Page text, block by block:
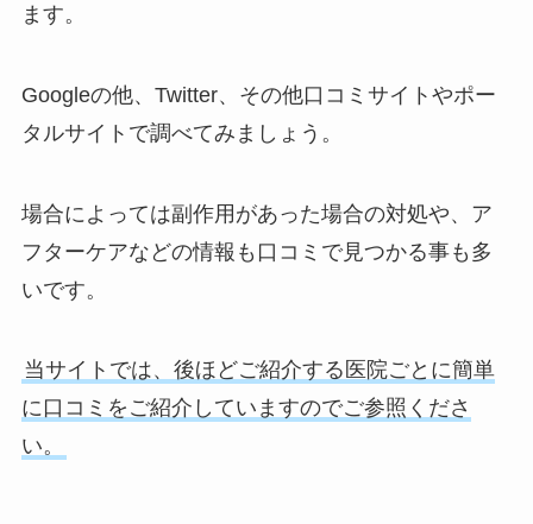
ます。
Googleの他、Twitter、その他口コミサイトやポー
タルサイトで調べてみましょう。
場合によっては副作用があった場合の対処や、ア
フターケアなどの情報も口コミで見つかる事も多
いです。
当サイトでは、後ほどご紹介する医院ごとに簡単
に口コミをご紹介していますのでご参照くださ
い。